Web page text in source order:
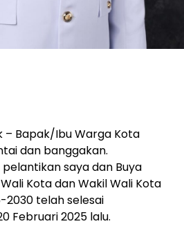
– Bapak/Ibu Warga Kota
dan banggakan.
saya dan Buya
Kota dan Wakil Wali Kota
2030 telah selesai
Februari 2025 lalu.